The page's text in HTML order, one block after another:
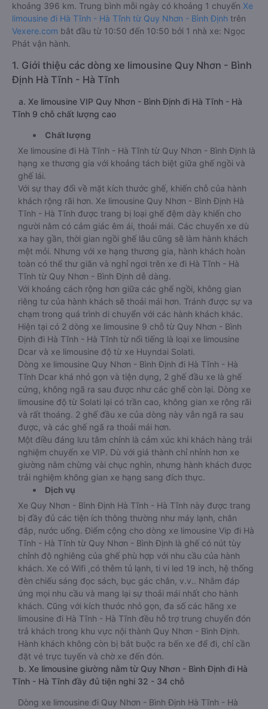
khoảng 396 km. Trung bình mỗi ngày có khoảng 1 chuyến Xe
limousine đi Hà Tĩnh - Hà Tĩnh từ Quy Nhơn - Bình Định trên
Vexere.com bắt đầu từ 10:50 đến 10:50 bởi 1 nhà xe: Ngọc
Phát vận hành.
1. Giới thiệu các dòng xe limousine Quy Nhơn - Bình
Định Hà Tĩnh - Hà Tĩnh
a. Xe limousine VIP Quy Nhơn - Bình Định đi Hà Tĩnh - Hà
Tĩnh 9 chỗ chất lượng cao
Chất lượng
Xe limousine đi Hà Tĩnh - Hà Tĩnh từ Quy Nhơn - Bình Định là
hạng xe thương gia với khoảng tách biệt giữa ghế ngồi và
ghế lái.
Với sự thay đổi về mặt kích thước ghế, khiến chỗ của hành
khách rộng rãi hơn. Xe limousine Quy Nhơn - Bình Định Hà
Tĩnh - Hà Tĩnh được trang bị loại ghế đệm dày khiến cho
người nằm có cảm giác êm ái, thoải mái. Các chuyến xe dù
xa hay gần, thời gian ngồi ghế lâu cũng sẽ làm hành khách
mệt mỏi. Nhưng với xe hạng thương gia, hành khách hoàn
toàn có thể thư giãn và nghỉ ngơi trên xe đi Hà Tĩnh - Hà
Tĩnh từ Quy Nhơn - Bình Định dễ dàng.
Với khoảng cách rộng hơn giữa các ghế ngồi, không gian
riêng tư của hành khách sẽ thoải mái hơn. Tránh được sự va
chạm trong quá trình di chuyển với các hành khách khác.
Hiện tại có 2 dòng xe limousine 9 chỗ từ Quy Nhơn - Bình
Định đi Hà Tĩnh - Hà Tĩnh từ nổi tiếng là loại xe limousine
Dcar và xe limousine độ từ xe Huyndai Solati.
Dòng xe limousine Quy Nhơn - Bình Định đi Hà Tĩnh - Hà
Tĩnh Dcar khá nhỏ gọn và tiện dụng, 2 ghế đầu xe là ghế
cứng, không ngã ra sau được như các ghế còn lại. Dòng xe
limousine độ từ Solati lại có trần cao, không gian xe rộng rãi
và rất thoáng. 2 ghế đầu xe của dòng này vẫn ngã ra sau
được, và các ghế ngã ra thoải mái hơn.
Một điều đáng lưu tâm chính là cảm xúc khi khách hàng trải
nghiệm chuyến xe VIP. Dù với giá thành chỉ nhỉnh hơn xe
giường nằm chừng vài chục nghìn, nhưng hành khách được
trải nghiệm không gian xe hạng sang đích thực.
Dịch vụ
Xe Quy Nhơn - Bình Định Hà Tĩnh - Hà Tĩnh này được trang
bị đầy đủ các tiện ích thông thường như máy lạnh, chăn
đắp, nước uống. Điểm cộng cho dòng xe limousine Vip đi Hà
Tĩnh - Hà Tĩnh từ Quy Nhơn - Bình Định là ghế có nút tùy
chỉnh độ nghiêng của ghế phù hợp với nhu cầu của hành
khách. Xe có Wifi ,có thêm tủ lạnh, ti vi led 19 inch, hệ thống
đèn chiếu sáng đọc sách, bục gác chân, v.v.. Nhằm đáp
ứng mọi nhu cầu và mang lại sự thoải mái nhất cho hành
khách. Cũng với kích thước nhỏ gọn, đa số các hãng xe
limousine đi Hà Tĩnh - Hà Tĩnh đều hỗ trợ trung chuyển đón
trả khách trong khu vực nội thành Quy Nhơn - Bình Định.
Hành khách không còn bị bắt buộc ra bến xe để đi, chỉ cần
đặt vé trực tuyến và chờ xe đến đón.
b. Xe limousine giường nằm từ Quy Nhơn - Bình Định đi Hà
Tĩnh - Hà Tĩnh đầy đủ tiện nghi 32 - 34 chỗ
Dòng xe limousine đi Quy Nhơn - Bình Định Hà Tĩnh - Hà